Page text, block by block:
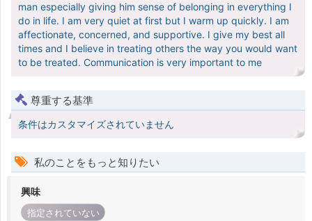
man especially giving him sense of belonging in everything I
do in life. I am very quiet at first but I warm up quickly. I am
affectionate, concerned, and supportive. I give my best all
times and I believe in treating others the way you would want
to be treated. Communication is very important to me
尊重する基準
条件はカスタマイズされていません
私のことをもっと知りたい
興味
指定されていない